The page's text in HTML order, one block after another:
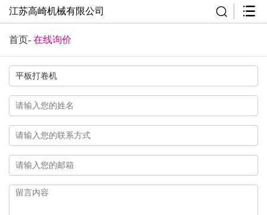
江苏高崎机械有限公司
首页- 在线询价